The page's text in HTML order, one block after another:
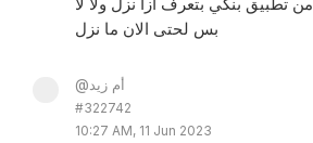
بس لحتى الان ما نزل
@أم زيد
#322742
10:27 AM, 11 Jun 2023